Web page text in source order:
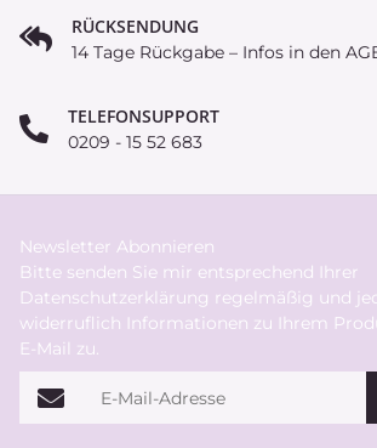
RÜCKSENDUNG
14 Tage Rückgabe – Infos in den
TELEFONSUPPORT
0209 - 15 52 683
Newsletter Abonnieren
Bitte senden Sie mir entsprechend Ihrer
Datenschutzerklärung regelmäßig und
widerruflich Informationen zu Ihrem
E-Mail zu.
E-Mail-Adresse